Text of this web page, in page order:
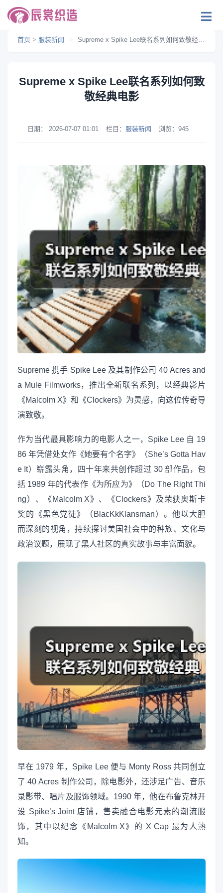
首页 > 服装新闻 > Supreme x Spike Lee联名系列如何致敬经典电影
Supreme x Spike Lee联名系列如何致
敬经典电影
日期： 2026-07-07 01:01 栏目： 服装新闻 浏览： 945
Supreme 携手 Spike Lee 及其制作公司 40 Acres and
a Mule Filmworks，推出全新联名系列，以经典影片
《Malcolm X》和《Clockers》为灵感，向这位传奇导
演致敬。
作为当代最具影响力的电影人之一，Spike Lee 自 19
86 年凭借处女作《她要有个名字》（She’s Gotta Hav
e It）崭露头角，四十年来共创作超过 30 部作品，包
括 1989 年的代表作《为所应为》（Do The Right Thi
ng）、《Malcolm X》、《Clockers》及荣获奥斯卡
奖的《黑色党徒》（BlacKkKlansman）。他以大胆
而深刻的视角，持续探讨美国社会中的种族、文化与
政治议题，展现了黑人社区的真实故事与丰富面貌。
早在 1979 年，Spike Lee 便与 Monty Ross 共同创立
了 40 Acres 制作公司，除电影外，还涉足广告、音乐
录影带、唱片及服饰领域。1990 年，他在布鲁克林开
设 Spike’s Joint 店铺，售卖融合电影元素的潮流服
饰，其中以纪念《Malcolm X》的 X Cap 最为人熟
知。